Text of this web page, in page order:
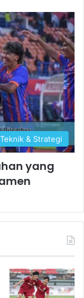
Teknik & Strategi
yang